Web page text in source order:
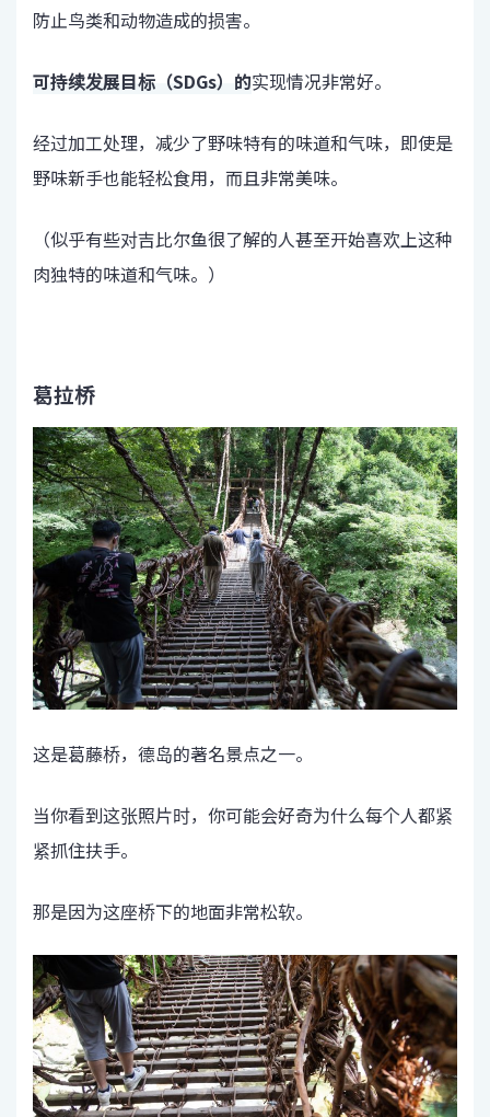
防止鸟类和动物造成的损害。
可持续发展目标（SDGs）的实现情况非常好。
经过加工处理，减少了野味特有的味道和气味，即使是
野味新手也能轻松食用，而且非常美味。
（似乎有些对吉比尔鱼很了解的人甚至开始喜欢上这种
肉独特的味道和气味。）
葛拉桥
这是葛藤桥，德岛的著名景点之一。
当你看到这张照片时，你可能会好奇为什么每个人都紧
紧抓住扶手。
那是因为这座桥下的地面非常松软。